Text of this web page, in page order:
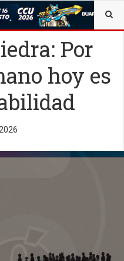
OPINIÓN RÉPLICA
Por
hoy es